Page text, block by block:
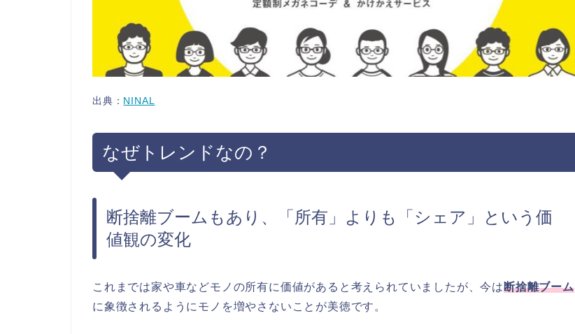
出典： NINAL
なぜトレンドなの？
断捨離ブームもあり、「所有」よりも「シェア」という価
値観の変化
これまでは家や車などモノの所有に価値があると考えられていましたが、今は断捨離ブーム
に象徴されるようにモノを増やさないことが美徳です。